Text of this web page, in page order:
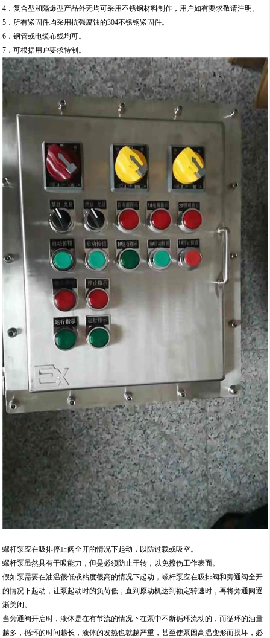
4．复合型和隔爆型产品外壳均可采用不锈钢材料制作，用户如有要求敬请注明。
5．所有紧固件均采用抗强腐蚀的304不锈钢紧固件。
6．钢管或电缆布线均可。
7．可根据用户要求特制。
螺杆泵应在吸排停止阀全开的情况下起动，以防过载或吸空。
螺杆泵虽然具有干吸能力，但是必须防止干转，以免擦伤工作表面。
假如泵需要在油温很低或粘度很高的情况下起动，螺杆泵应在吸排阀和旁通阀全开
的情况下起动，让泵起动时的负荷低，直到原动机达到额定转速时，再将旁通阀逐
渐关闭。
当旁通阀开启时，液体是在有节流的情况下在泵中不断循环流动的，而循环的油量
越多，循环的时间越长，液体的发热也就越严重，甚至使泵因高温变形而损坏，必